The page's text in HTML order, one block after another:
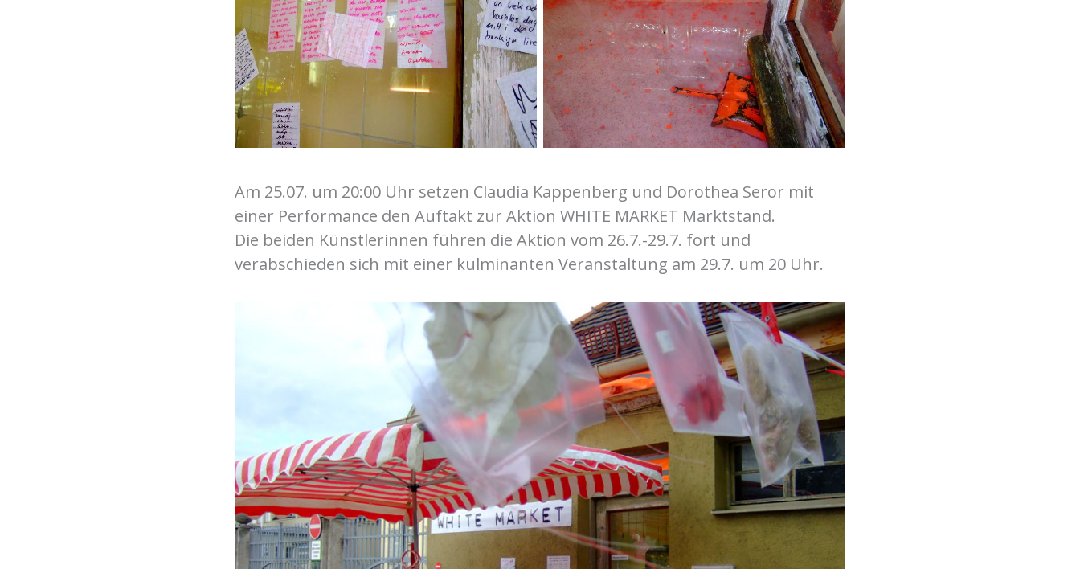
Freigang Freigang
Am 25.07. um 20:00 Uhr setzen Claudia Kappenberg und Dorothea Seror mit
einer Performance den Auftakt zur Aktion WHITE MARKET Marktstand.
Die beiden Künstlerinnen führen die Aktion vom 26.7.-29.7. fort und
verabschieden sich mit einer kulminanten Veranstaltung am 29.7. um 20 Uhr.